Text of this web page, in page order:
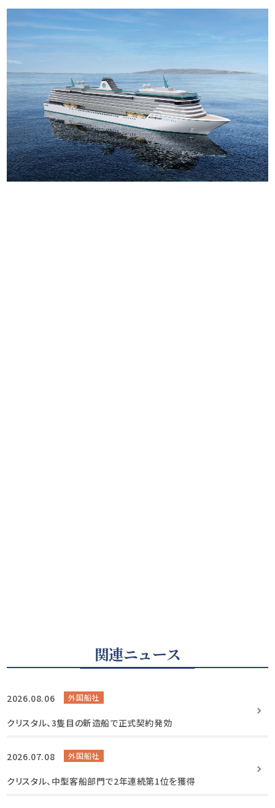
関連ニュース
2026.08.06 外国船社
クリスタル、3隻目の新造船で正式契約発効
2026.07.08 外国船社
クリスタル、中型客船部門で2年連続第1位を獲得